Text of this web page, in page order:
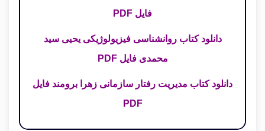
فایل PDF
دانلود کتاب روانشناسی فیزیولوژیکی یحیی سید
محمدی فایل PDF
دانلود کتاب مدیریت رفتار سازمانی زهرا برومند فایل
PDF